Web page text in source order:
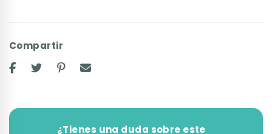
Compartir
¿Tienes una duda sobre este